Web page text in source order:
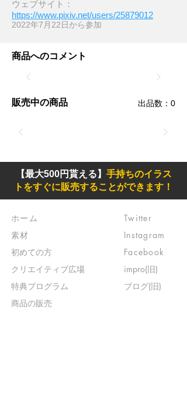
ウェブサイト：
https://www.pixiv.net/users/25879012
2022年7月22日​から参加
商品へのコメント
販売中の商品 ​出品数：0
【最大500円貰える】 手持ちのイラス
トをすぐに販売することができます！
ホーム
素材
初めての方
​クリエイティブ広場
​特典プログラム
​商品の販売
Twitter
Instagram
Facebook
impro(旧)​
ブログ(旧)